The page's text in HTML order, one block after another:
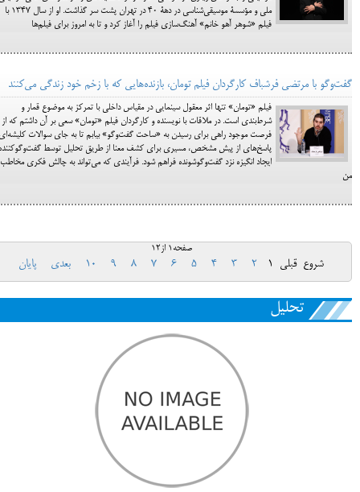
ملی و مؤسسۀ موسیقی‌شناسی در دهۀ ۴۰ در تهران پشت سر گذاشت. او از سال ۱۳۴۷ با
فیلم «شوهر آهو خانم» آهنگ‌سازی فیلم را آغاز کرد و تا به امروز برای فیلم‌ها
گفت‌وگو با مرتضی فرشباف کارگردان فیلم تومان، بازنده‌هایی که با زخم خود زندگی می‌کنند
فیلم «تومان» تنها اثر معقول سینمایی در مقیاس داخلی با تمرکز به موضوع قمار و
شرط‌بندی است. در ملاقات با نویسنده و کارگردان فیلم «تومان» سعی بر آن داشتم که از
فرصت موجود راهی برای رسیدن به «ساحت گفت‌و‌گو» بیابم تا به جای سوالات
پاسخ‌های از پیش مشخص، مسیری برای کشف معنا از طریق تحلیل توسط
ایجاد انگیزه نزد گفت‌و‌گو‌شونده فراهم شود. فرآیندی که می‌تواند به چالش فکری مخاطب
من
صفحه1 از12
شروع قبلی 1
2
3
4
5
6
7
8
9
10 بعدی پایان
تحلیل